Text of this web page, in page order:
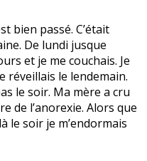
bien passé. C’était
De lundi jusque
et je me couchais. Je
réveillais le lendemain.
le soir. Ma mère a cru
de l’anorexie. Alors que
le soir je m’endormais